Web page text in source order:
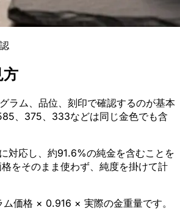
方
ラム、品位、刻印で確認するのが基本
、375、333などは同じ金色でも含
対応し、約91.6%の純金を含むことを
をそのまま使わず、純度を掛けて計
価格 × 0.916 × 実際の金重量です。